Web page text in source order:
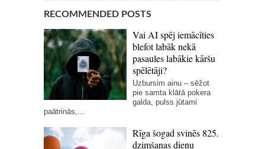
RECOMMENDED POSTS
Vai AI spēj iemācīties
blefot labāk nekā
pasaules labākie kāršu
spēlētāji?
Uzbursim ainu – sēžot
pie samta klātā pokera
galda, pulss jūtami
paātrinās,...
Rīga šogad svinēs 825.
dzimšanas dienu